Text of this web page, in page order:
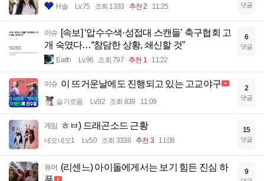
H솔 Lv.75 조회 1333 추천 2 11:25 댓글
이슈 [속보] ‘압수수색·성접대 스캔들’ 축구협회 고
개 숙였다…“참담한 상황, 쇄신할 것”
Earth Lv.96 조회 797 추천 1 11:22
6
댓글
이슈 이 뜨거운날에도 진행되고 있는 고교야구
슬기로움 Lv.92 조회 839 11:09
2
댓글
게임 ㅎㅂ) 드래곤소드 근황
네오네오1 Lv.50 조회 3338 추천 3 11:08
15
댓글
유머 (리센느) 아이돌에게서는 보기 힘든 진심 하
9